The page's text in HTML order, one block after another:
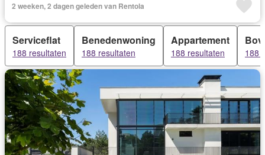
2 weeken, 2 dagen geleden van Rentola
Serviceflat
188 resultaten
Benedenwoning
188 resultaten
Appartement
188 resultaten 188